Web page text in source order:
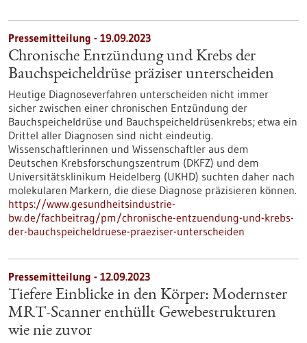
Pressemitteilung - 19.09.2023
Chronische Entzündung und Krebs der
Bauchspeicheldrüse präziser unterscheiden
Heutige Diagnoseverfahren unterscheiden nicht immer
sicher zwischen einer chronischen Entzündung der
Bauchspeicheldrüse und Bauchspeicheldrüsenkrebs; etwa ein
Drittel aller Diagnosen sind nicht eindeutig.
Wissenschaftlerinnen und Wissenschaftler aus dem
Deutschen Krebsforschungszentrum (DKFZ) und dem
Universitätsklinikum Heidelberg (UKHD) suchten daher nach
molekularen Markern, die diese Diagnose präzisieren können.
https://www.gesundheitsindustrie-
bw.de/fachbeitrag/pm/chronische-entzuendung-und-krebs-
der-bauchspeicheldruese-praeziser-unterscheiden
Pressemitteilung - 12.09.2023
Tiefere Einblicke in den Körper: Modernster
MRT-Scanner enthüllt Gewebestrukturen
wie nie zuvor